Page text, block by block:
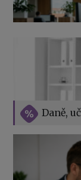
Daně,
Vše o
Přehledy pro
v roce 2026